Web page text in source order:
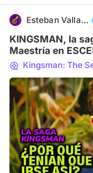
dramáticas y
un anime. En
decente.
Esteban Valladares Arce
KINGSMAN, la
Maestría en
MUERTE
Kingsman: The